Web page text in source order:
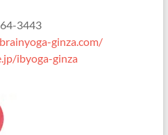
3443
ginza.com/
ibyoga-ginza